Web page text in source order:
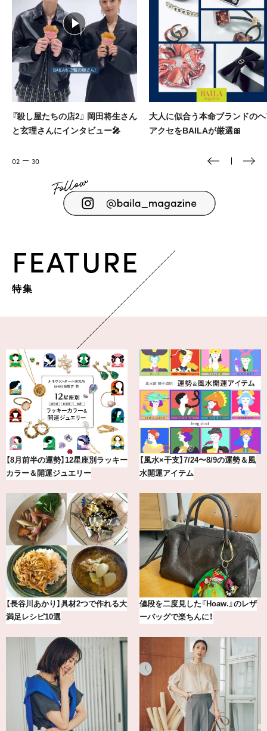
大人に似合う本命ブランドのヘア
アクセをBAILAが厳選🎀
バイラ×メンズノンノ ふたりが
役のウエディング vol.5
03 30
FEATURE
特集
最新版！東京都内のおしゃれな朝活
カフェ＆モーニング9選
【BAILA×OMO】ウオズミアミ描き
下ろし！金沢の旅リスト
【2026年8月】鏡リュウジの12星座
別占い
気分が上がる「フルラ」のアイウェ
アを「眼鏡市場」で探して。